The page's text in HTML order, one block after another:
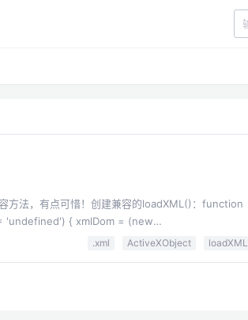
方法，有点可惜！创建兼容的loadXML()：function
.xml ActiveXObject loadXML